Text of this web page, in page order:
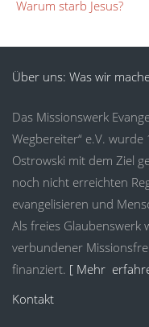
Warum starb Jesus?
Über uns: Was wir
Das Missionswerk
Wegbereiter“ e.V.
Ostrowski mit dem Ziel
noch nicht erreichten
evangelisieren und
Als freies Glaubenswerk
verbundener
finanziert. [ Mehr
Kontakt